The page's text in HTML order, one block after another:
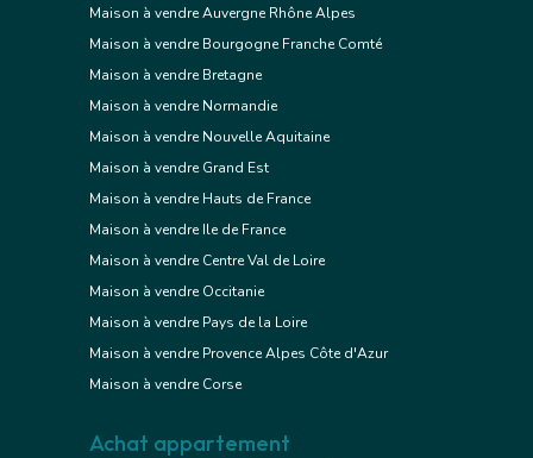
Maison à vendre Auvergne Rhône Alpes
Maison à vendre Bourgogne Franche Comté
Maison à vendre Bretagne
Maison à vendre Normandie
Maison à vendre Nouvelle Aquitaine
Maison à vendre Grand Est
Maison à vendre Hauts de France
Maison à vendre Ile de France
Maison à vendre Centre Val de Loire
Maison à vendre Occitanie
Maison à vendre Pays de la Loire
Maison à vendre Provence Alpes Côte d'Azur
Maison à vendre Corse
Achat appartement